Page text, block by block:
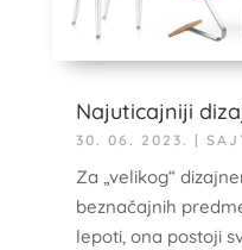
Najuticajniji
30. 06. 2023. |
Za „velikog“
beznačajnih
lepoti, ona postoji